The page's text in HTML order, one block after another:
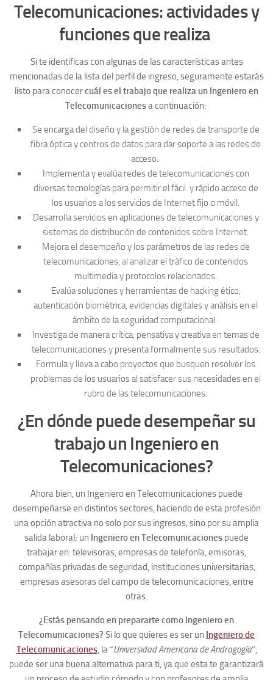
Telecomunicaciones: actividades y
funciones que realiza
Si te identificas con algunas de las características antes
mencionadas de la lista del perfil de ingreso, seguramente estarás
listo para conocercuál es el trabajo que realiza un Ingeniero en
Telecomunicacionesa continuación:
Se encarga del diseño y la gestión de redes de transporte de
fibra óptica y centros de datos para dar soporte a las redes de
acceso.
Implementa y evalúa redes de telecomunicaciones con
diversas tecnologías para permitir el fácil y rápido acceso de
los usuarios a los servicios de Internet fijo o móvil.
Desarrolla servicios en aplicaciones de telecomunicaciones y
sistemas de distribución de contenidos sobre Internet.
Mejora el desempeño y los parámetros de las redes de
telecomunicaciones, al analizar el tráfico de contenidos
multimedia y protocolos relacionados.
Evalúa soluciones y herramientas de hacking ético,
autenticación biométrica, evidencias digitales y análisis en el
ámbito de la seguridad computacional.
Investiga de manera crítica, pensativa y creativa en temas de
telecomunicaciones y presenta formalmente sus resultados.
Formula y lleva a cabo proyectos que busquen resolver los
problemas de los usuarios al satisfacer sus necesidades en el
rubro de las telecomunicaciones.
¿En dónde puede desempeñar su
trabajo un Ingeniero en
Telecomunicaciones?
Ahora bien, un Ingeniero en Telecomunicaciones puede
desempeñarse en distintos sectores, haciendo de esta profesión
una opción atractiva no solo por sus ingresos, sino por su amplia
salida laboral; un Ingeniero en Telecomunicaciones puede
trabajar en: televisoras, empresas de telefonía, emisoras,
compañías privadas de seguridad, instituciones universitarias,
empresas asesoras del campo de telecomunicaciones, entre
otras.
¿Estás pensando en prepararte como Ingeniero en
Telecomunicaciones? Si lo que quieres es ser un Ingeniero de
Telecomunicaciones, la “Universidad Americana de Andragogía”,
puede ser una buena alternativa para ti, ya que esta te garantizará